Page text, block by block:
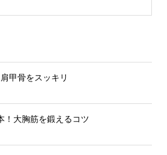
甲骨をスッキリ
！大胸筋を鍛えるコツ